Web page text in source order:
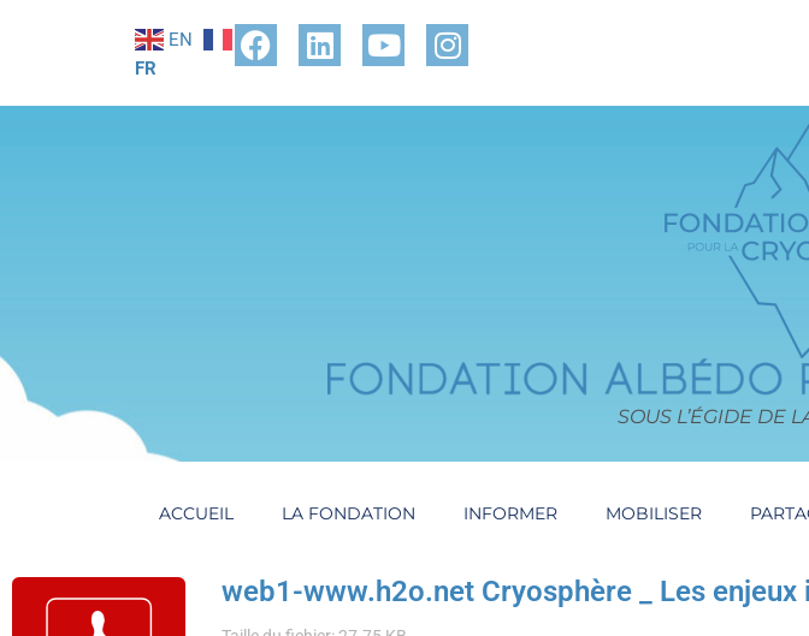
EN
FR
SOUS L’ÉGIDE DE
ACCUEIL LA FONDATION INFORMER MOBILISER
web1-www.h2o.net Cryosphère _ Les